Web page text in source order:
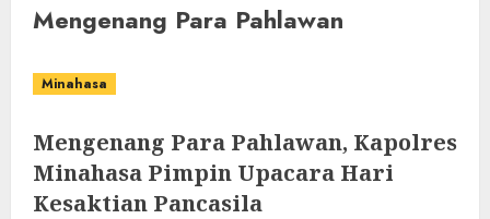
Mengenang Para Pahlawan
Minahasa
Mengenang Para Pahlawan, Kapolres
Minahasa Pimpin Upacara Hari
Kesaktian Pancasila